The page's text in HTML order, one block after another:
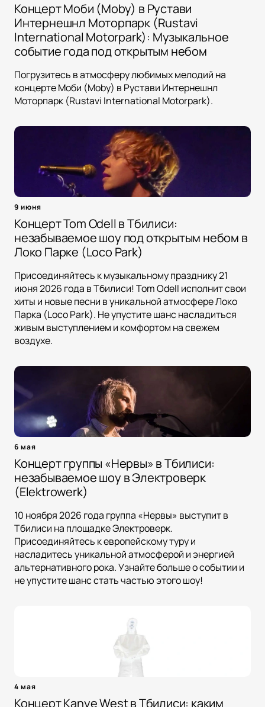
Концерт Моби (Moby) в Рустави
Интернешнл Моторпарк (Rustavi
International Motorpark): Музыкальное
событие года под открытым небом
Погрузитесь в атмосферу любимых мелодий на
концерте Моби (Moby) в Рустави Интернешнл
Моторпарк (Rustavi International Motorpark).
9 июня
Концерт Tom Odell в Тбилиси:
незабываемое шоу под открытым небом в
Локо Парке (Loco Park)
Присоединяйтесь к музыкальному празднику 21
июня 2026 года в Тбилиси! Tom Odell исполнит свои
хиты и новые песни в уникальной атмосфере Локо
Парка (Loco Park). Не упустите шанс насладиться
живым выступлением и комфортом на свежем
воздухе.
6 мая
Концерт группы «Нервы» в Тбилиси:
незабываемое шоу в Электроверк
(Elektrowerk)
10 ноября 2026 года группа «Нервы» выступит в
Тбилиси на площадке Электроверк.
Присоединяйтесь к европейскому туру и
насладитесь уникальной атмосферой и энергией
альтернативного рока. Узнайте больше о событии и
не упустите шанс стать частью этого шоу!
4 мая
Концерт Kanye West в Тбилиси: каким